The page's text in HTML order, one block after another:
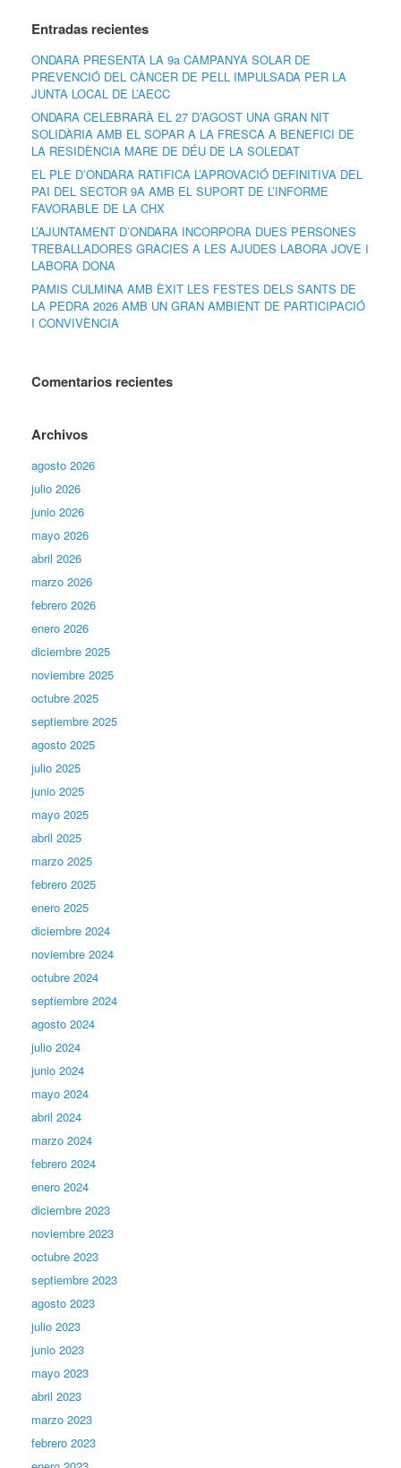
Entradas recientes
ONDARA PRESENTA LA 9a CAMPANYA SOLAR DE
PREVENCIÓ DEL CÀNCER DE PELL IMPULSADA PER LA
JUNTA LOCAL DE L’AECC
ONDARA CELEBRARÀ EL 27 D’AGOST UNA GRAN NIT
SOLIDÀRIA AMB EL SOPAR A LA FRESCA A BENEFICI DE
LA RESIDÈNCIA MARE DE DÉU DE LA SOLEDAT
EL PLE D’ONDARA RATIFICA L’APROVACIÓ DEFINITIVA DEL
PAI DEL SECTOR 9A AMB EL SUPORT DE L’INFORME
FAVORABLE DE LA CHX
L’AJUNTAMENT D’ONDARA INCORPORA DUES PERSONES
TREBALLADORES GRÀCIES A LES AJUDES LABORA JOVE I
LABORA DONA
PAMIS CULMINA AMB ÈXIT LES FESTES DELS SANTS DE
LA PEDRA 2026 AMB UN GRAN AMBIENT DE PARTICIPACIÓ
I CONVIVÈNCIA
Comentarios recientes
Archivos
agosto 2026
julio 2026
junio 2026
mayo 2026
abril 2026
marzo 2026
febrero 2026
enero 2026
diciembre 2025
noviembre 2025
octubre 2025
septiembre 2025
agosto 2025
julio 2025
junio 2025
mayo 2025
abril 2025
marzo 2025
febrero 2025
enero 2025
diciembre 2024
noviembre 2024
octubre 2024
septiembre 2024
agosto 2024
julio 2024
junio 2024
mayo 2024
abril 2024
marzo 2024
febrero 2024
enero 2024
diciembre 2023
noviembre 2023
octubre 2023
septiembre 2023
agosto 2023
julio 2023
junio 2023
mayo 2023
abril 2023
marzo 2023
febrero 2023